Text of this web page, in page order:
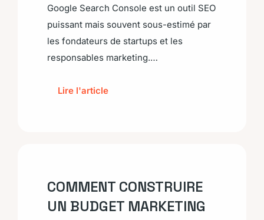
Google Search Console est un outil SEO
puissant mais souvent sous-estimé par
les fondateurs de startups et les
responsables marketing.…
Lire l'article
COMMENT CONSTRUIRE
UN BUDGET MARKETING